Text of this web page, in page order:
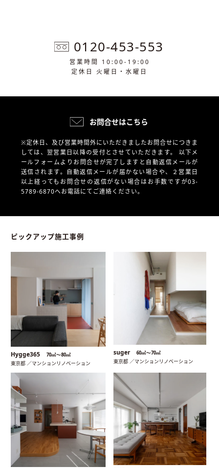
0120-453-553
営業時間 10:00-19:00
定休日 火曜日・水曜日
お問合せはこちら
※定休日、及び営業時間外にいただきましたお問合せにつきま
しては、翌営業日以降の受付とさせていただきます。 以下メ
ールフォームよりお問合せが完了しますと自動返信メールが
送信されます。自動返信メールが届かない場合や、
２営業日
以上経ってもお問合せの返信がない場合はお手数ですが03-
5789-6870へお電話にてご連絡ください。
ピックアップ施工事例
Hygge365 70㎡〜80㎡
東京都 ／マンションリノベーション
suger 60㎡〜70㎡
東京都 ／マンションリノベーション